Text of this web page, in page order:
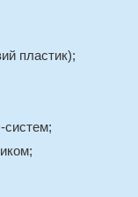
пластик);
систем;